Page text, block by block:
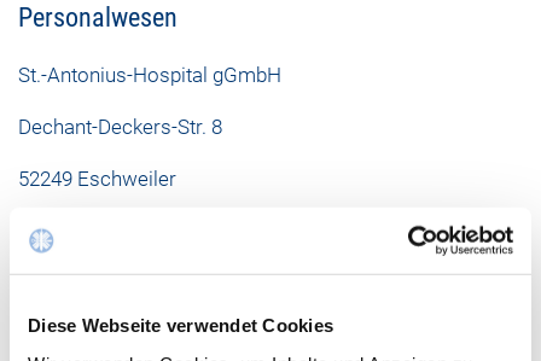
Diese Webseite verwendet Cookies
Personalwesen
St.-Antonius-Hospital gGmbH
Dechant-Deckers-Str. 8
52249 Eschweiler
Kontaktaufnahme - allgemeine Anfragen:
Mail schreiben